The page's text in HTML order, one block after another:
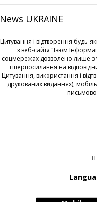
News UKRAINE
Цитування і відтворення будь-
з веб-сайта "Ізюм
соцмережах дозволено лише з
гіперпосилання на
Цитування, використання і
друкованих виданнях),